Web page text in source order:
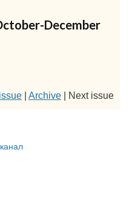
December
Archive Next issue